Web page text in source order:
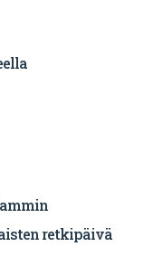
retkipäivä